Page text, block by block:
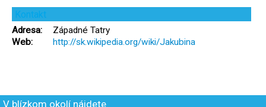
Kontakt
Adresa:
Západné Tatry
Web:
http://sk.wikipedia.org/wiki/Jakubina
V blízkom okolí nájdete